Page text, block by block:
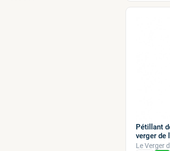
Pétillant
verger de
Le Verger